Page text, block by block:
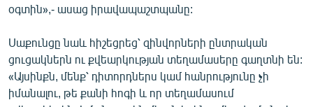
օգտին»,- ասաց իրավապաշտպանը:
Սաքունցը նաև հիշեցրեց՝ զինվորների ընտրական
ցուցակներն ու քվեարկության տեղամասերը գաղտնի են:
«Այսինքն, մենք՝ դիտորդներս կամ հանրությունը չի
իմանալու, թե քանի հոգի և որ տեղամասում